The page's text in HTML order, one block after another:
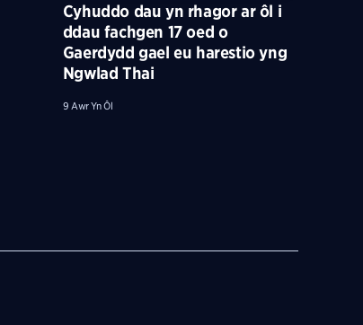
Cyhuddo dau yn rhagor ar ôl i
ddau fachgen 17 oed o
Gaerdydd gael eu harestio yng
Ngwlad Thai
9 Awr Yn Ôl